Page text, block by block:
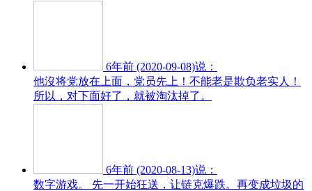
6年前 (2020-09-08)说：
他沒将党放在上面，党员先上！不能老是欺负老实人！
所以，对下面好了，就被淘汰掉了。
6年前 (2020-08-13)说：
数字游戏。 先一开始狂送，让链克爆跌。再变成垃圾的